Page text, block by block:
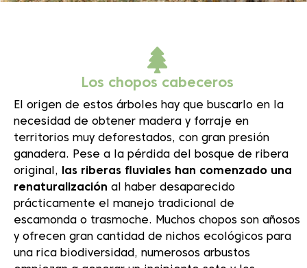
Los chopos cabeceros
El origen de estos árboles hay que buscarlo en la
necesidad de obtener madera y forraje en
territorios muy deforestados, con gran presión
ganadera. Pese a la pérdida del bosque de ribera
original,
las riberas fluviales han comenzado una
renaturalización al haber desaparecido
prácticamente el manejo tradicional de
escamonda o trasmoche. Muchos chopos son añosos
y ofrecen gran cantidad de nichos ecológicos para
una rica biodiversidad, numerosos arbustos